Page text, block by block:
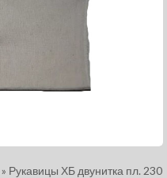
» Рукавицы ХБ двунитка пл. 230